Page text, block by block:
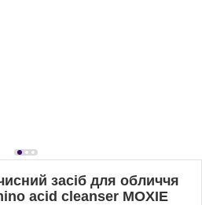
засіб для обличчя
acid cleanser MOXIE